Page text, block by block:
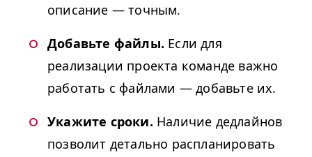
описание — точным.
Добавьте файлы. Если для
реализации проекта команде важно
работать с файлами — добавьте их.
Укажите сроки. Наличие дедлайнов
позволит детально распланировать